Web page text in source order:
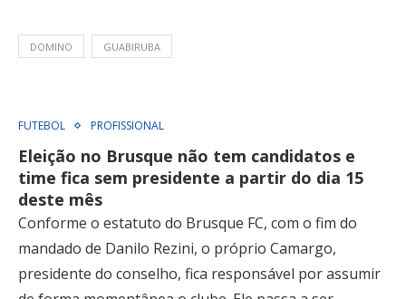
DOMINO GUABIRUBA
FUTEBOL PROFISSIONAL
Eleição no Brusque não tem candidatos e
time fica sem presidente a partir do dia 15
deste mês
Conforme o estatuto do Brusque FC, com o fim do
mandado de Danilo Rezini, o próprio Camargo,
presidente do conselho, fica responsável por assumir